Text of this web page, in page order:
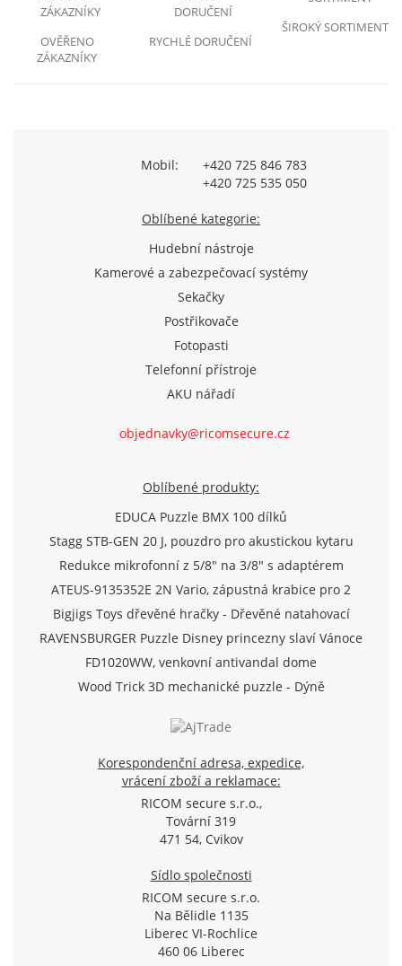
OVĚŘENO
ZÁKAZNÍKY
RYCHLÉ DORUČENÍ
ŠIROKÝ SORTIMENT
Mobil:
+420 725 846 783
+420 725 535 050
Oblíbené kategorie:
Hudební nástroje
Kamerové a zabezpečovací systémy
Sekačky
Postřikovače
Fotopasti
Telefonní přístroje
AKU nářadí
objednavky@ricomsecure.cz
Oblíbené produkty:
EDUCA Puzzle BMX 100 dílků
Stagg STB-GEN 20 J, pouzdro pro akustickou kytaru
Redukce mikrofonní z 5/8" na 3/8" s adaptérem
ATEUS-9135352E 2N Vario, zápustná krabice pro 2
moduly (Analog/IP)
Bigjigs Toys dřevěné hračky - Dřevěné natahovací
letadlo
RAVENSBURGER Puzzle Disney princezny slaví Vánoce
500 dílků
FD1020WW, venkovní antivandal dome
TVI/AHD/CVI/CVBS kamera 720p, f2.8mm, IR 20m, D-
Wood Trick 3D mechanické puzzle - Dýně
Korespondenční adresa, expedice,
vrácení zboží a reklamace:
RICOM secure s.r.o.,
Tovární 319
471 54, Cvikov
Sídlo společnosti
RICOM secure s.r.o.
Na Bělidle 1135
Liberec VI-Rochlice
460 06 Liberec